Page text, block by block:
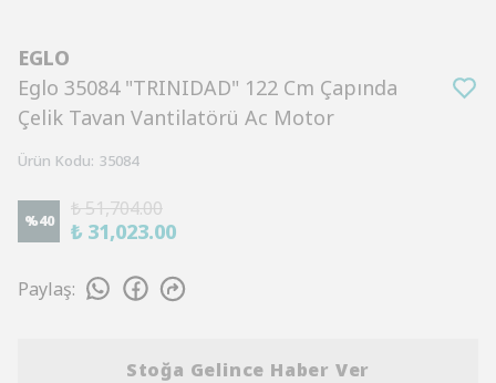
EGLO
Eglo 35084 "TRINIDAD" 122 Cm Çapında
Çelik Tavan Vantilatörü Ac Motor
Ürün Kodu: 35084
%40
₺ 51,704.00
₺ 31,023.00
Paylaş:
Stoğa Gelince Haber Ver